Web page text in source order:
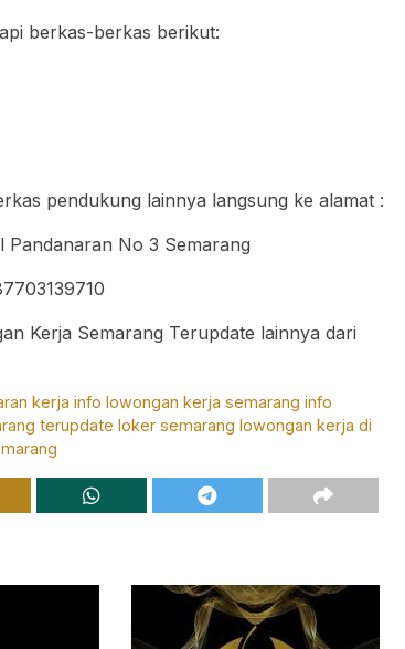
berkas-berkas berikut:
pendukung lainnya langsung ke alamat :
Pandanaran No 3 Semarang
Kerja Semarang Terupdate lainnya dari
kerja info lowongan kerja semarang info
terupdate loker semarang lowongan kerja di